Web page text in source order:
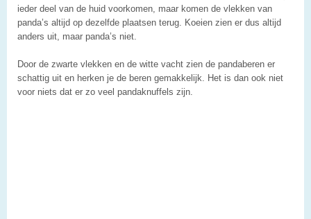
ieder deel van de huid voorkomen, maar komen de vlekken van
panda’s altijd op dezelfde plaatsen terug. Koeien zien er dus altijd
anders uit, maar panda’s niet.
Door de zwarte vlekken en de witte vacht zien de pandaberen er
schattig uit en herken je de beren gemakkelijk. Het is dan ook niet
voor niets dat er zo veel pandaknuffels zijn.